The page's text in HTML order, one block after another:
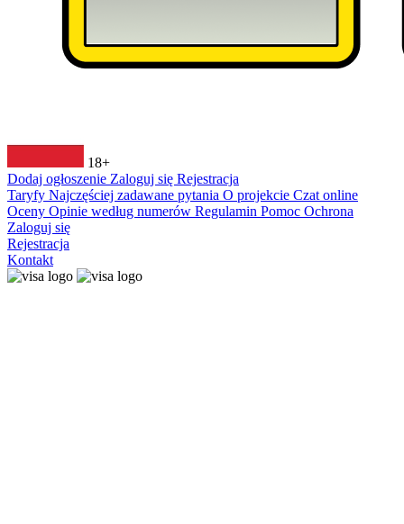
18+
Dodaj ogłoszenie Zaloguj się Rejestracja
Taryfy Najczęściej zadawane pytania O projekcie Czat online
Oceny Opinie według numerów Regulamin Pomoc Ochrona
Zaloguj się
Rejestracja
Kontakt